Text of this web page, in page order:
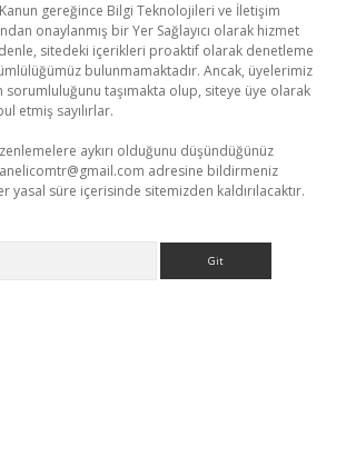
Kanun gereğince Bilgi Teknolojileri ve İletişim
onaylanmış bir Yer Sağlayıcı olarak hizmet
sitedeki içerikleri proaktif olarak denetleme
bulunmamaktadır. Ancak, üyelerimiz
sorumluluğunu taşımakta olup, siteye üye olarak
etmiş sayılırlar.
aykırı olduğunu düşündüğünüz
adresine bildirmeniz
yasal süre içerisinde sitemizden kaldırılacaktır.